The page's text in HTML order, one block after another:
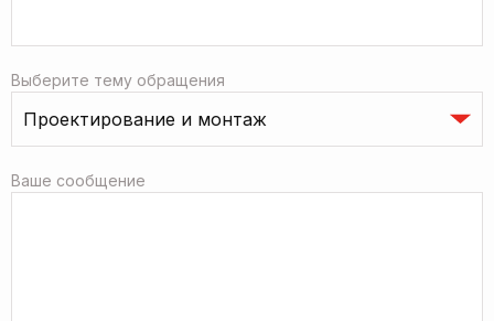
Выберите тему обращения
Ваше сообщение